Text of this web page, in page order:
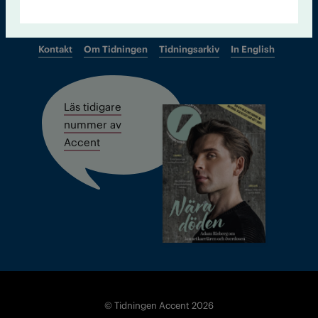
Kontakt Om Tidningen Tidningsarkiv In English
Läs tidigare
nummer av
Accent
© Tidningen Accent 2026